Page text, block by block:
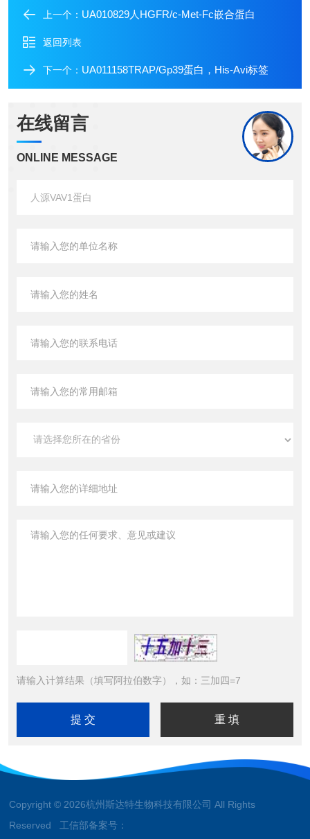
上一个： UA010829人HGFR/c-Met-Fc嵌合蛋白
返回列表
下一个： UA011158TRAP/Gp39蛋白，His-Avi标签
在线留言
ONLINE MESSAGE
请输入计算结果（填写阿拉伯数字），如：三加四=7
Copyright © 2026杭州斯达特生物科技有限公司 All Rights
Reserved 工信部备案号：